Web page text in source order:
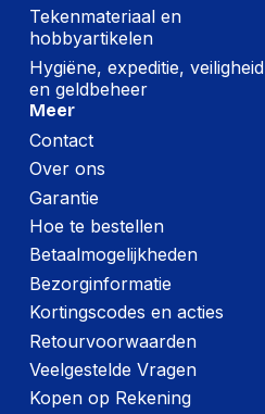
Tekenmateriaal en
hobbyartikelen
Hygiëne, expeditie, veiligheid
en geldbeheer
Meer
Contact
Over ons
Garantie
Hoe te bestellen
Betaalmogelijkheden
Bezorginformatie
Kortingscodes en acties
Retourvoorwaarden
Veelgestelde Vragen
Kopen op Rekening